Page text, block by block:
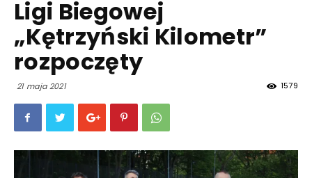
Ligi Biegowej
„Kętrzyński Kilometr”
rozpoczęty
21 maja 2021 1579